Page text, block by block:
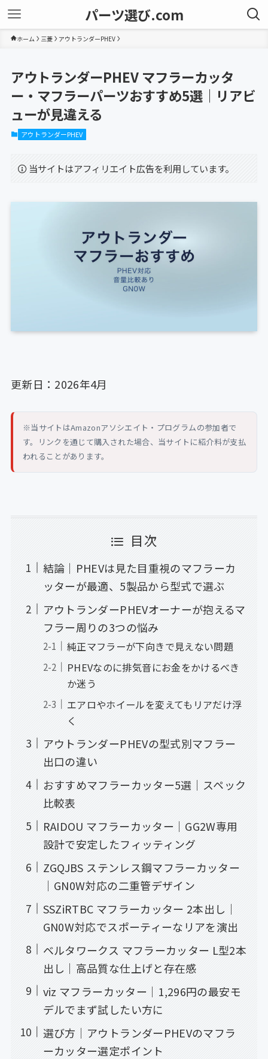
パーツ選び.com
ホーム 三菱 アウトランダーPHEV
アウトランダーPHEV マフラーカッタ
ー・マフラーパーツおすすめ5選｜リアビ
ューが見違える
アウトランダーPHEV
当サイトはアフィリエイト広告を利用しています。
更新日：2026年4月
※当サイトはAmazonアソシエイト・プログラムの参加者で
す。リンクを通じて購入された場合、当サイトに紹介料が支払
われることがあります。
目次
結論｜PHEVは見た目重視のマフラーカ
ッターが最適、5製品から型式で選ぶ
アウトランダーPHEVオーナーが抱えるマ
フラー周りの3つの悩み
純正マフラーが下向きで見えない問題
PHEVなのに排気音にお金をかけるべき
か迷う
エアロやホイールを変えてもリアだけ浮
く
アウトランダーPHEVの型式別マフラー
出口の違い
おすすめマフラーカッター5選｜スペック
比較表
RAIDOU マフラーカッター｜GG2W専用
設計で安定したフィッティング
ZGQJBS ステンレス鋼マフラーカッター
｜GN0W対応の二重管デザイン
SSZiRTBC マフラーカッター 2本出し｜
GN0W対応でスポーティーなリアを演出
ベルタワークス マフラーカッター L型2本
出し｜高品質な仕上げと存在感
viz マフラーカッター｜1,296円の最安モ
デルでまず試したい方に
選び方｜アウトランダーPHEVのマフラ
ーカッター選定ポイント